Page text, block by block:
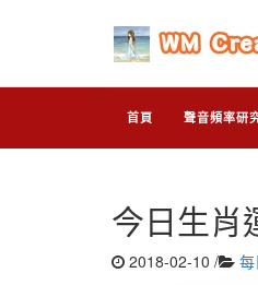
首頁 聲音頻率研
今日生肖
2018-02-10 /